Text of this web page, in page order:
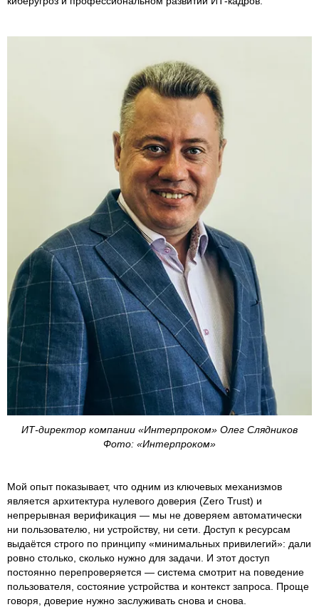
ИТ-директор компании «Интерпроком» Олег Слядников
Фото: «Интерпроком»
Мой опыт показывает, что одним из ключевых механизмов
является архитектура нулевого доверия (Zero Trust) и
непрерывная верификация — мы не доверяем автоматически
ни пользователю, ни устройству, ни сети. Доступ к ресурсам
выдаётся строго по принципу «минимальных привилегий»: дали
ровно столько, сколько нужно для задачи. И этот доступ
постоянно перепроверяется — система смотрит на поведение
пользователя, состояние устройства и контекст запроса. Проще
говоря, доверие нужно заслуживать снова и снова.